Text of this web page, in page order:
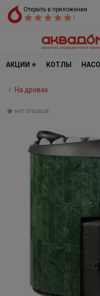
Открыть в приложении
1
АКЦИИ ⭐ КОТЛЫ
На дровах
нет отзывов